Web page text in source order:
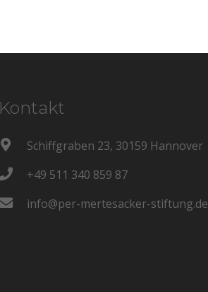
Kontakt
Schiffgraben 23, 30159 Hannover
+49 511 340 859 87
info@per-mertesacker-stiftung.de